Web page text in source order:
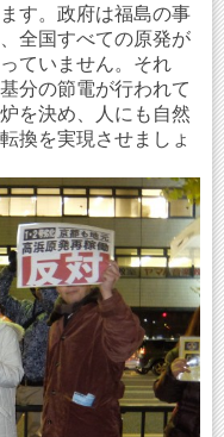
す。政府は福島の事
全国すべての原発が
ていません。それ
分の節電が行われて
を決め、人にも自然
換を実現させましょ